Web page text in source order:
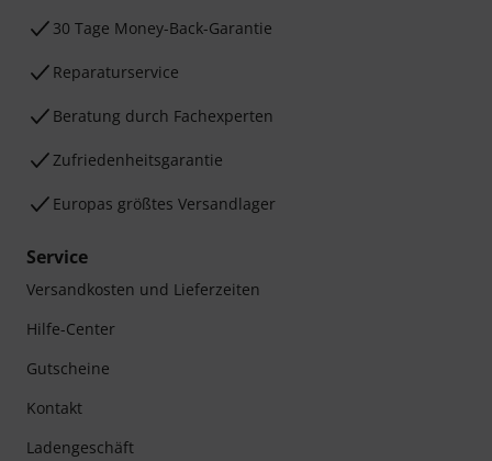
30 Tage Money-Back-Garantie
Reparaturservice
Beratung durch Fachexperten
Zufriedenheitsgarantie
Europas größtes Versandlager
Service
Versandkosten und Lieferzeiten
Hilfe-Center
Gutscheine
Kontakt
Ladengeschäft